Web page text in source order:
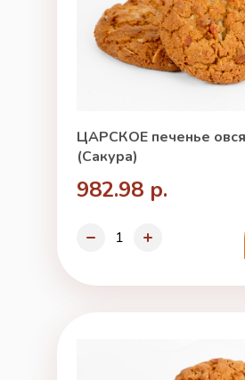
ЦАРСКОЕ печенье
(Сакура)
982.98 р.